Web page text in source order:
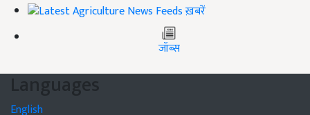
ख़बरें
जॉब्स
Languages
English